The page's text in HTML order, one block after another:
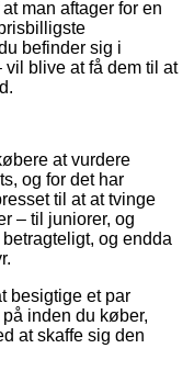
man aftager for en
befinder sig i
blive at få dem til at
at vurdere
og for det har
til at at tvinge
– til juniorer, og
og endda
besigtige et par
inden du køber,
at skaffe sig den